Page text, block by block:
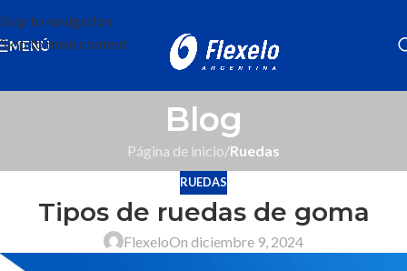
Skip to navigation
Skip to main content
MENÚ
Blog
Página de inicio/Ruedas
RUEDAS
Tipos de ruedas de goma
FlexeloOn diciembre 9, 2024